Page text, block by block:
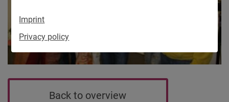
Imprint
Privacy policy
Back to overview